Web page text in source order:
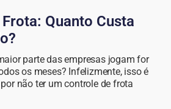
Quanto Custa
parte das empresas jogam for
os meses? Infelizmente, isso é
não ter um controle de frota